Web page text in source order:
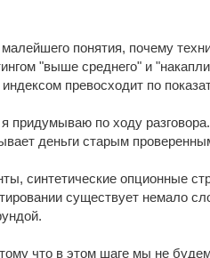
понятия, почему
"выше среднего" и
превосходит по
придумываю по ходу разговора.
деньги старым
синтетические опционные
существует немало
что в этом шаге мы не